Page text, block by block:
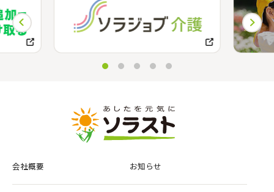
会社概要 お知らせ